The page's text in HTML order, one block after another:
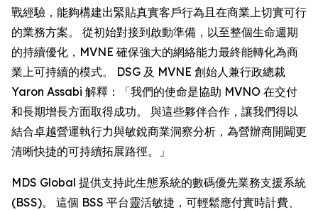
戰經驗，能夠構建出緊貼真實客戶行為且在商業上切實可行
的業務方案。 從初始對接到啟動準備，以至整個生命週期
的持續優化，MVNE 確保強大的網絡能力最終能轉化為商
業上可持續的模式。 DSG 及 MVNE 創始人兼行政總裁
Yaron Assabi 解釋：「我們的使命是協助 MVNO 在交付
和長期增長方面取得成功。 與這些夥伴合作，讓我們得以
結合卓越營運執行力與敏銳商業洞察分析，為營辦商開闢更
清晰快捷的可持續拓展路徑。」
MDS Global 提供支持此生態系統的數碼優先業務支援系統
(BSS)。 這個 BSS 平台靈活敏捷，可輕鬆應付實時計費、